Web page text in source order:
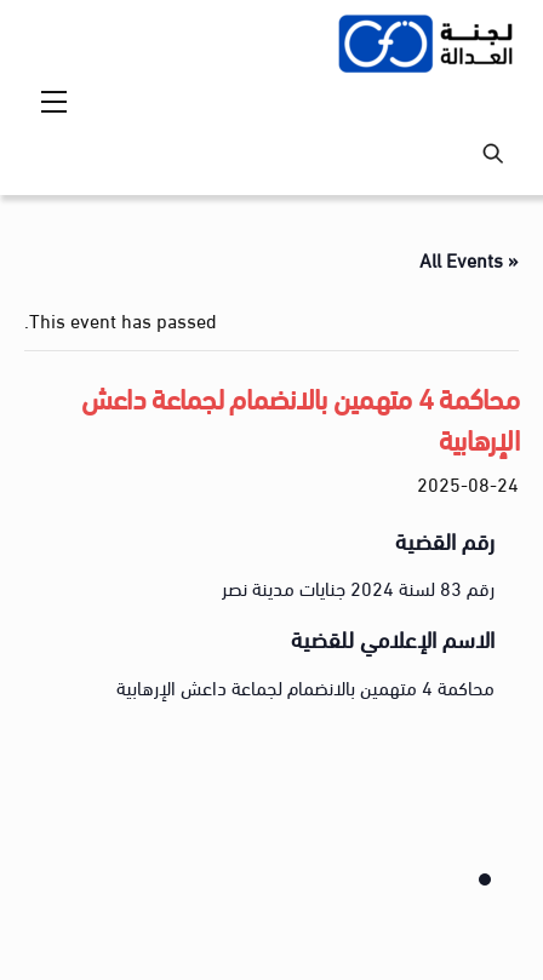
Skip
« All Events
This event has passed.
محاكمة 4 متهمين بالانضمام لجماعة داعش
الإرهابية
2025-08-24
رقم القضية
رقم 83 لسنة 2024 جنايات مدينة نصر
الاسم الإعلامي للقضية
محاكمة 4 متهمين بالانضمام لجماعة داعش الإرهابية